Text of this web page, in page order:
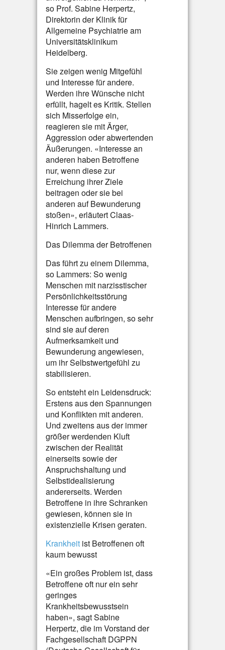
so Prof. Sabine Herpertz,
Direktorin der Klinik für
Allgemeine Psychiatrie am
Universitätsklinikum
Heidelberg.
Sie zeigen wenig Mitgefühl
und Interesse für andere.
Werden ihre Wünsche nicht
erfüllt, hagelt es Kritik. Stellen
sich Misserfolge ein,
reagieren sie mit Ärger,
Aggression oder abwertenden
Äußerungen. «Interesse an
anderen haben Betroffene
nur, wenn diese zur
Erreichung ihrer Ziele
beitragen oder sie bei
anderen auf Bewunderung
stoßen», erläutert Claas-
Hinrich Lammers.
Das Dilemma der Betroffenen
Das führt zu einem Dilemma,
so Lammers: So wenig
Menschen mit narzisstischer
Persönlichkeitsstörung
Interesse für andere
Menschen aufbringen, so sehr
sind sie auf deren
Aufmerksamkeit und
Bewunderung angewiesen,
um ihr Selbstwertgefühl zu
stabilisieren.
So entsteht ein Leidensdruck:
Erstens aus den Spannungen
und Konflikten mit anderen.
Und zweitens aus der immer
größer werdenden Kluft
zwischen der Realität
einerseits sowie der
Anspruchshaltung und
Selbstidealisierung
andererseits. Werden
Betroffene in ihre Schranken
gewiesen, können sie in
existenzielle Krisen geraten.
Krankheit ist Betroffenen oft
kaum bewusst
«Ein großes Problem ist, dass
Betroffene oft nur ein sehr
geringes
Krankheitsbewusstsein
haben», sagt Sabine
Herpertz, die im Vorstand der
Fachgesellschaft DGPPN